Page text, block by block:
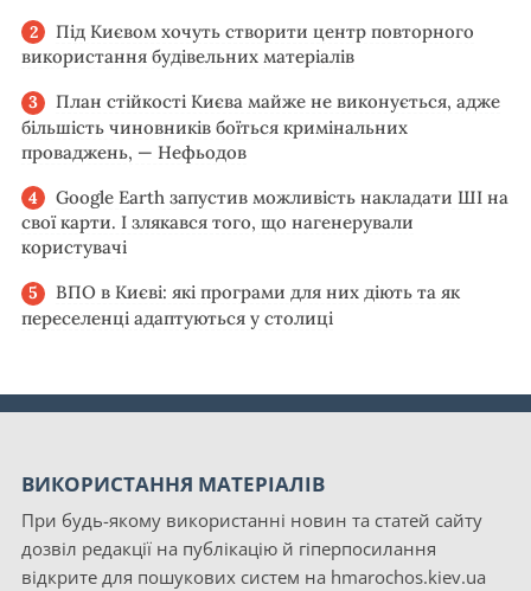
Під Києвом хочуть створити центр повторного
використання будівельних матеріалів
План стійкості Києва майже не виконується, адже
більшість чиновників боїться кримінальних
проваджень, — Нефьодов
Google Earth запустив можливість накладати ШІ на
свої карти. І злякався того, що нагенерували
користувачі
ВПО в Києві: які програми для них діють та як
переселенці адаптуються у столиці
ВИКОРИСТАННЯ МАТЕРІАЛІВ
При будь-якому використанні новин та статей сайту
дозвіл редакції на публікацію й гіперпосилання
відкрите для пошукових систем на hmarochos.kiev.ua